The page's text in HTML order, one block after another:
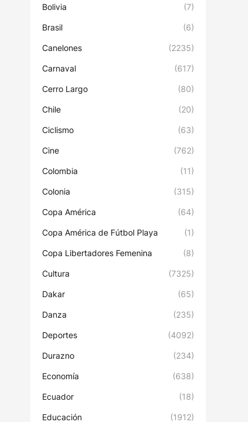
Bolivia (7)
Brasil (6)
Canelones (2235)
Carnaval (617)
Cerro Largo (80)
Chile (20)
Ciclismo (63)
Cine (762)
Colombia (11)
Colonia (315)
Copa América (64)
Copa América de Fútbol Playa (1)
Copa Libertadores Femenina (8)
Cultura (7325)
Dakar (65)
Danza (235)
Deportes (4092)
Durazno (234)
Economía (638)
Ecuador (18)
Educación (1912)